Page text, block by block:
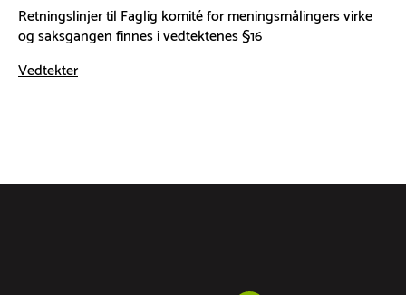
Retningslinjer til Faglig komité for meningsmålingers virke
og saksgangen finnes i vedtektenes §16
Vedtekter